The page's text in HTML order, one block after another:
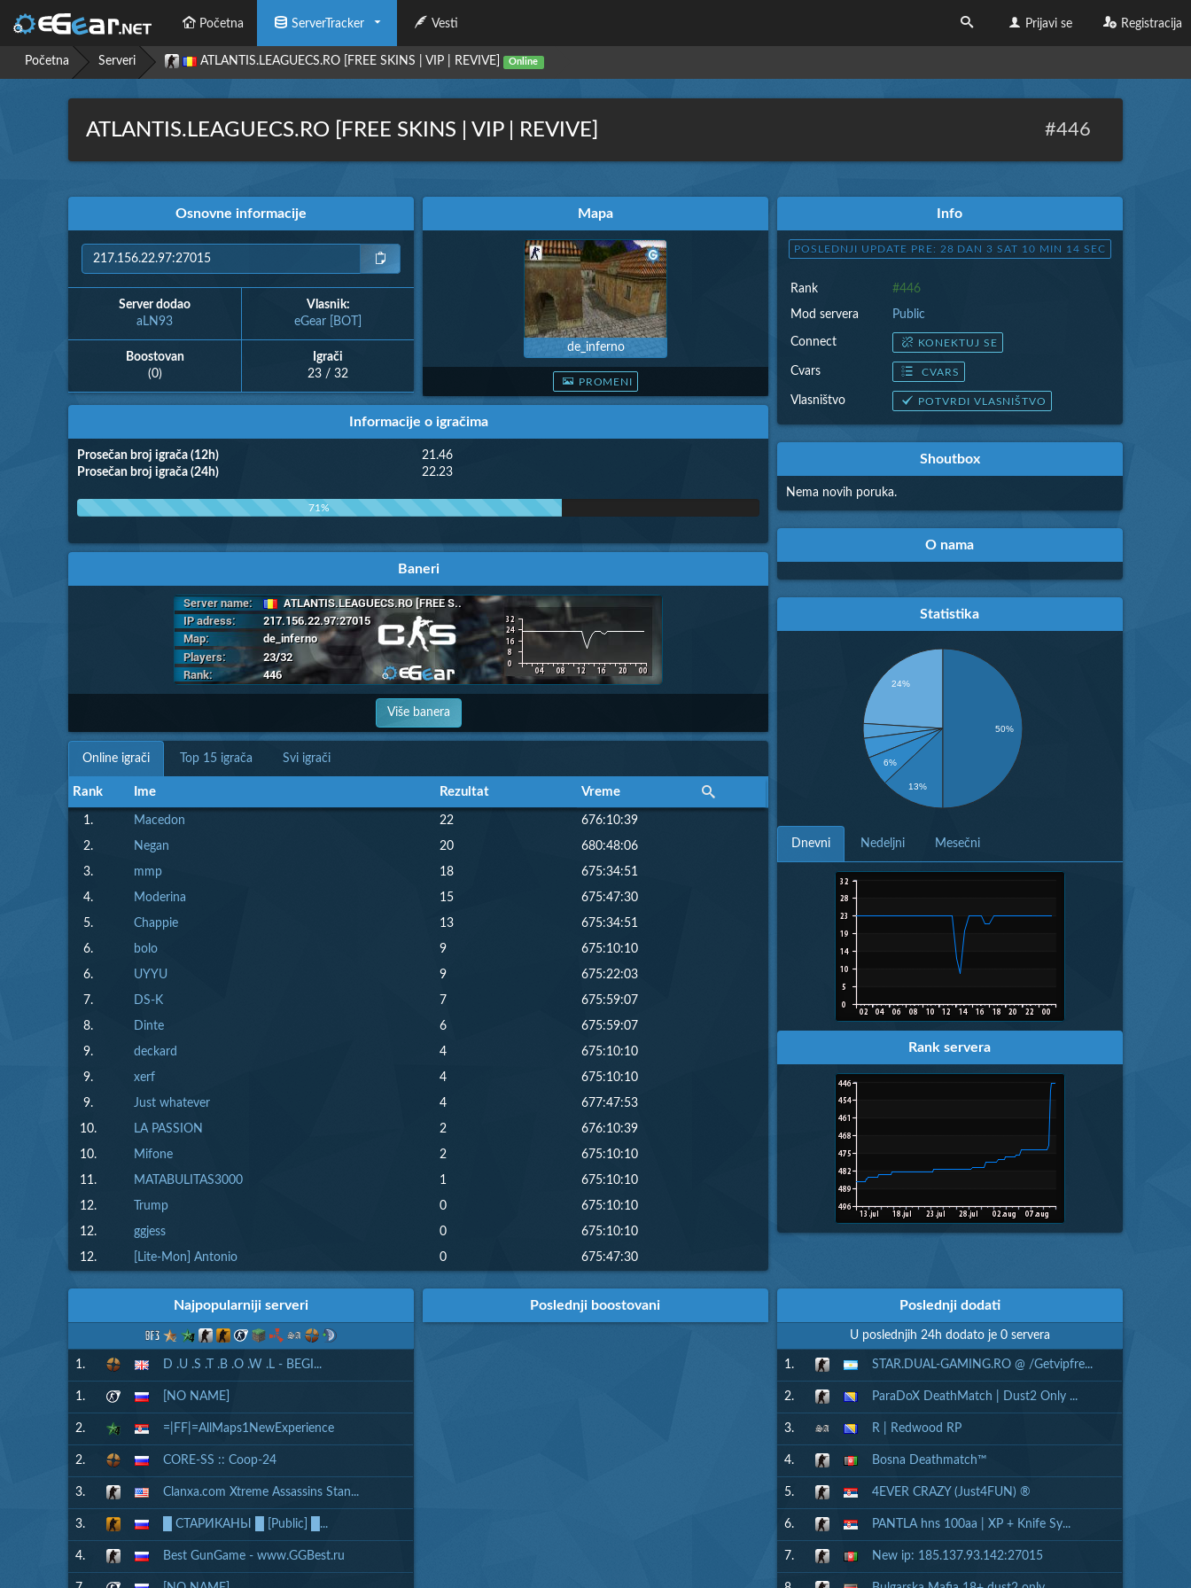
Početna ServerTracker Vesti Prijavi se Registracija
Početna Serveri ATLANTIS.LEAGUECS.RO [FREE SKINS | VIP | REVIVE] Online
ATLANTIS.LEAGUECS.RO [FREE SKINS | VIP | REVIVE] #446
Osnovne informacije
Server dodao
aLN93
Vlasnik:
eGear [BOT]
Boostovan
(0)
Igrači
23 / 32
Mapa
de_inferno
PROMENI
Informacije o igračima
Prosečan broj igrača (12h)
21.46
Prosečan broj igrača (24h)
22.23
71%
Baneri
Više banera
Online igrači Top 15 igrača Svi igrači
Rank
Rank Ime
Ime Rezultat
Rezultat Vreme
Vreme
1. Macedon 22 676:10:39
2. Negan 20 680:48:06
3. mmp 18 675:34:51
4. Moderina 15 675:47:30
5. Chappie 13 675:34:51
6. bolo 9 675:10:10
6. UYYU 9 675:22:03
7. DS-K 7 675:59:07
8. Dinte 6 675:59:07
9. deckard 4 675:10:10
9. xerf 4 675:10:10
9. Just whatever 4 677:47:53
10. LA PASSION 2 676:10:39
10. Mifone 2 675:10:10
11. MATABULITAS3000 1 675:10:10
12. Trump 0 675:10:10
12. ggjess 0 675:10:10
12. [Lite-Mon] Antonio 0 675:47:30
Info
POSLEDNJI UPDATE PRE: 28 DAN 3 SAT 10 MIN 16 SEC
Rank #446
Mod servera Public
Connect KONEKTUJ SE
Cvars CVARS
Vlasništvo POTVRDI VLASNIŠTVO
Shoutbox
Nema novih poruka.
O nama
Statistika
24%
6%
13%
50%
Dnevni Nedeljni Mesečni
Rank servera
Najpopularniji serveri
1. D .U .S .T .B .O .W .L - BEGI...
1. [NO NAME]
2. =|FF|=AllMaps1NewExperience
2. CORE-SS :: Coop-24
3. Clanxa.com Xtreme Assassins Stan...
3. █ СТАРИКАНЫ █ [Public] █...
4. Best GunGame - www.GGBest.ru
Poslednji boostovani Poslednji dodati
U poslednjih 24h dodato je 0 servera
1. STAR.DUAL-GAMING.RO @ /Getvipfre...
2. ParaDoX DeathMatch | Dust2 Only ...
3. R | Redwood RP
4. Bosna Deathmatch™
5. 4EVER CRAZY (Just4FUN) ®
6. PANTLA hns 100aa | XP + Knife Sy...
7. New ip: 185.137.93.142:27015